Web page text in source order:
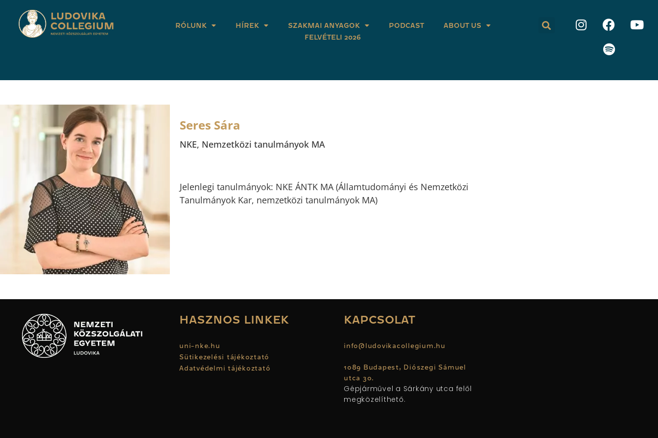
RÓLUNK HÍREK SZAKMAI ANYAGOK PODCAST
ABOUT US
FELVÉTELI 2026
Seres Sára
NKE, Nemzetközi tanulmányok MA
Jelenlegi tanulmányok: NKE ÁNTK MA (Államtudományi és Nemzetközi
Tanulmányok Kar, nemzetközi tanulmányok MA)
HASZNOS LINKEK
uni-nke.hu
Sütikezelési tájékoztató
Adatvédelmi tájékoztató
KAPCSOLAT
info@ludovikacollegium.hu
1089 Budapest, Diószegi Sámuel
utca 30.
Gépjárművel a Sárkány utca felől
megközelíthető.